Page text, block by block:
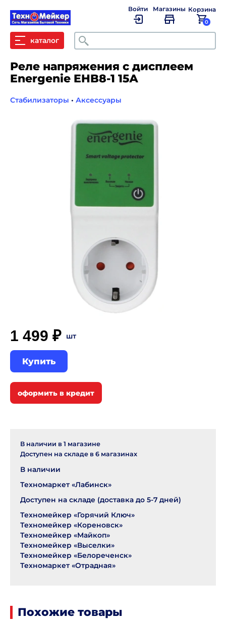
каталог Поиск
Войти Магазины Корзина
0
Реле напряжения c дисплеем
Energenie EHB8-1 15А
Стабилизаторы • Аксессуары
1 499 ₽ шт
Купить
В наличии в 1 магазине
Доступен на складе в 6 магазинах
В наличии
Техномаркет «Лабинск»
Доступен на складе (доставка до 5-7 дней)
Техномейкер «Горячий Ключ»
Техномейкер «Кореновск»
Техномейкер «Майкоп»
Техномейкер «Выселки»
Техномейкер «Белореченск»
Техномаркет «Отрадная»
Похожие товары